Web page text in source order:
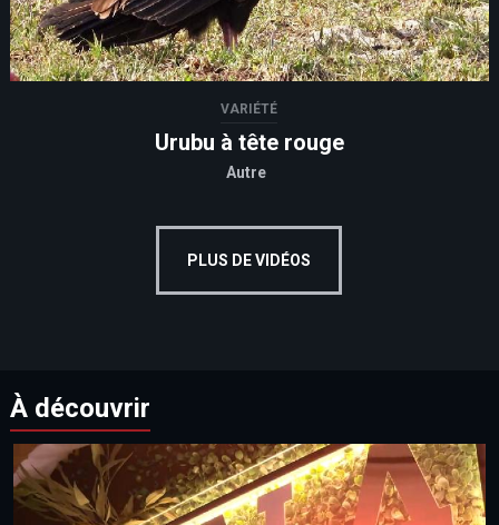
VARIÉTÉ
Urubu à tête rouge
Autre
PLUS DE VIDÉOS
À découvrir